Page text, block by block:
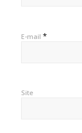
E-mail *
Site